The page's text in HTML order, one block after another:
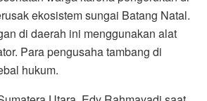
ekosistem sungai Batang Natal.
di daerah ini menggunakan alat
Para pengusaha tambang di
hukum.